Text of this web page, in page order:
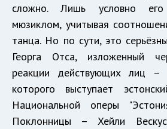
сложно. Лишь условно
мюзиклом, учитывая
танца. Но по сути, это
Георга Отса, изложенный
реакции действующих лиц –
которого выступает
Национальной оперы
Поклонницы – Хейли